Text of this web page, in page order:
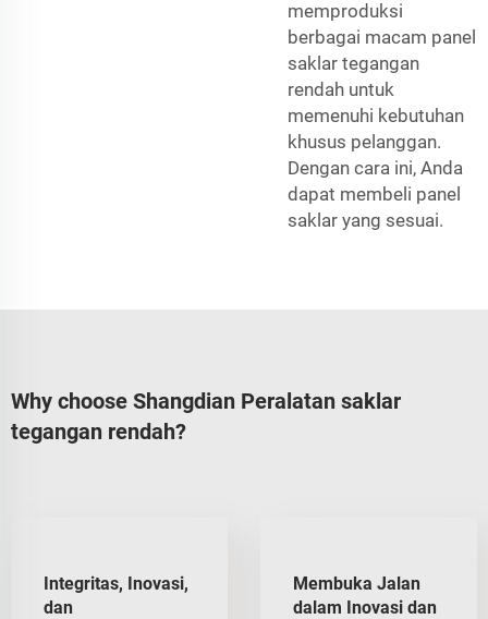
memproduksi
berbagai macam panel
saklar tegangan
rendah untuk
memenuhi kebutuhan
khusus pelanggan.
Dengan cara ini, Anda
dapat membeli panel
saklar yang sesuai.
Why choose Shangdian Peralatan saklar
tegangan rendah?
Integritas, Inovasi,
dan
Membuka Jalan
dalam Inovasi dan